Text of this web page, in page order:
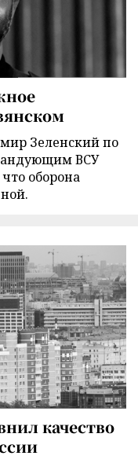
Зеленский по
ВСУ
оборона
качество